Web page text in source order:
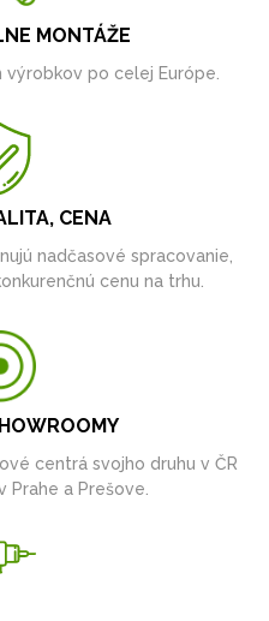
MONTÁŽE
výrobkov po celej Európe.
CENA
nadčasové spracovanie,
cenu na trhu.
centrá svojho druhu v ČR
Prahe a Prešove.